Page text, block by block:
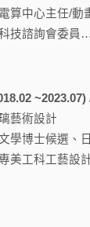
算中心主任/
技諮詢會委員…
~2023.07)
藝術設計
學博士候選、
美工科工藝設